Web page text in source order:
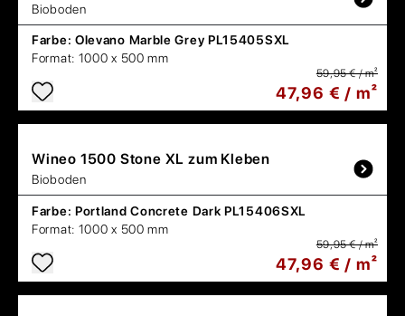
Bioboden
Farbe: Olevano Marble Grey PL15405SXL
Format: 1000 x 500 mm
59,95 € / m²
47,96 € / m²
Wineo 1500 Stone XL zum Kleben
Bioboden
Farbe: Portland Concrete Dark PL15406SXL
Format: 1000 x 500 mm
59,95 € / m²
47,96 € / m²